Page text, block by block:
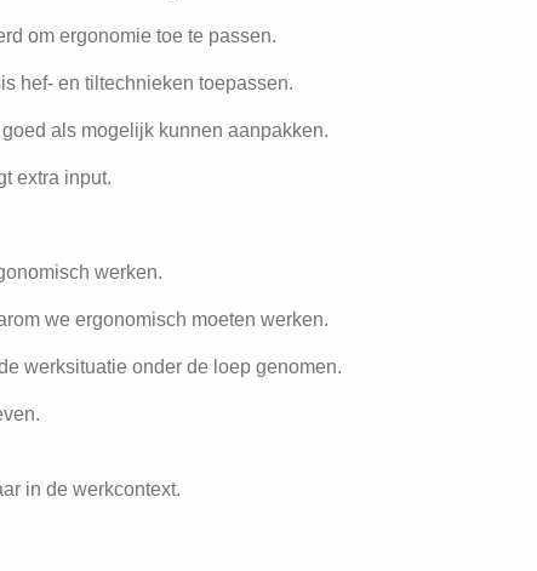
om ergonomie toe te passen.
hef- en tiltechnieken toepassen.
als mogelijk kunnen aanpakken.
extra input.
werken.
we ergonomisch moeten werken.
werksituatie onder de loep genomen.
in de werkcontext.